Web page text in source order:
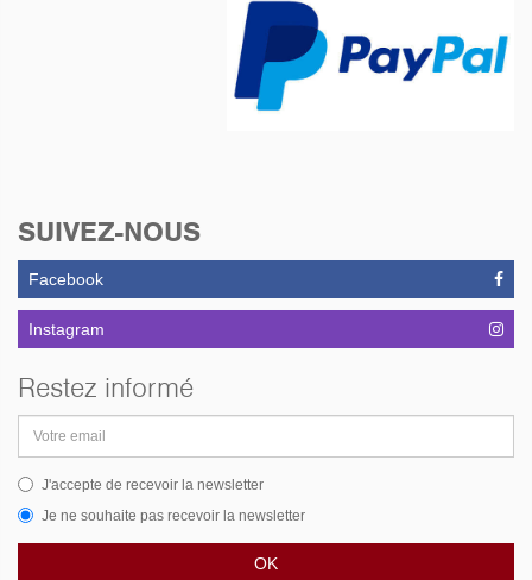
SUIVEZ-NOUS
Facebook
Instagram
Restez informé
email
J'accepte de recevoir la newsletter
Je ne souhaite pas recevoir la newsletter